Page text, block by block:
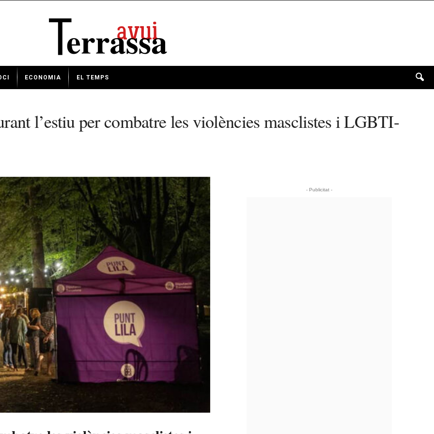
ECONOMIA EL TEMPS
l’estiu per combatre les violències masclistes i LGBTI-
- Publicitat -